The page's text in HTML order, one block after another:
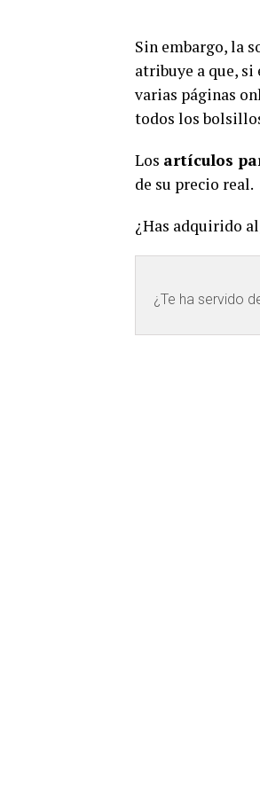
Sin embargo, la
atribuye a que, si
varias páginas
todos los
Los artículos
de su precio real.
¿Has adquirido
¿Te ha servido